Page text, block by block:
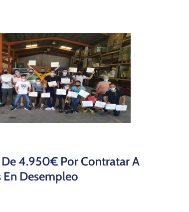
4.950€ Por Contratar A
En Desempleo